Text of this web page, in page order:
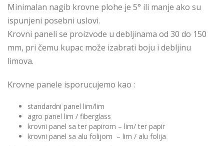
Minimalan nagib krovne plohe je 5° ili manje ako su
ispunjeni posebni uslovi.
Krovni paneli se proizvode u debljinama od 30 do 150
mm, pri čemu kupac može izabrati boju i debljinu
limova.
Krovne panele isporucujemo kao :
standardni panel lim/lim
agro panel lim / fiberglass
krovni panel sa ter papirom – lim/ ter papir
krovni panel sa alu folijom – lim / alu folija